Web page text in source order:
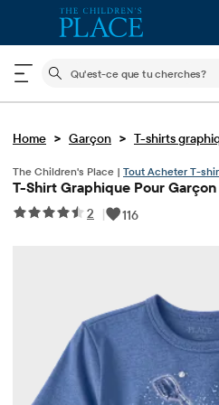
Le champ de
Home > Garçon > T-shirts
The Children's Place | Tout Acheter T-
T-Shirt Graphique Pour
2 | 116